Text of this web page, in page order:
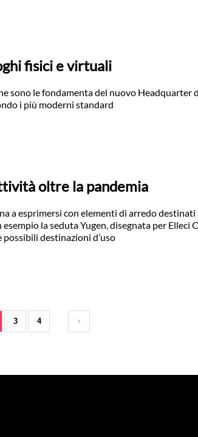
fisici e virtuali
sono le fondamenta del nuovo Headquarter
i più moderni standard
oltre la pandemia
a esprimersi con elementi di arredo destinati
la seduta Yugen, disegnata per Elleci
destinazioni d’uso
3 4